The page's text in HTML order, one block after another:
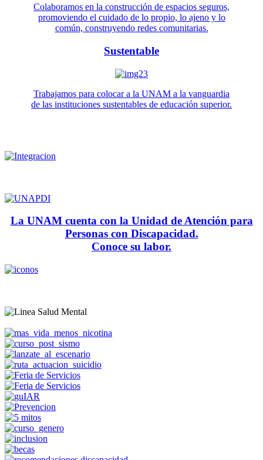
Colaboramos en la construcción de espacios seguros,
promoviendo el cuidado de lo propio, lo ajeno y lo
común, construyendo redes comunitarias.
Sustentable
Trabajamos para colocar a la UNAM a la vanguardia
de las instituciones sustentables de educación superior.
La UNAM cuenta con la Unidad de Atención para
Personas con Discapacidad.
Conoce su labor.